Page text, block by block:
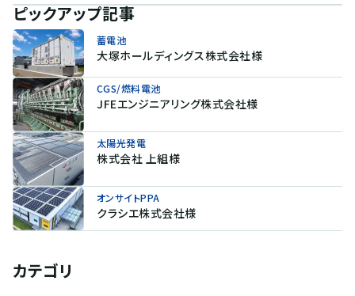
ピックアップ記事
蓄電池
大塚ホールディングス株式会社様
CGS/燃料電池
JFEエンジニアリング株式会社様
太陽光発電
株式会社 上組様
オンサイトPPA
クラシエ株式会社様
カテゴリ